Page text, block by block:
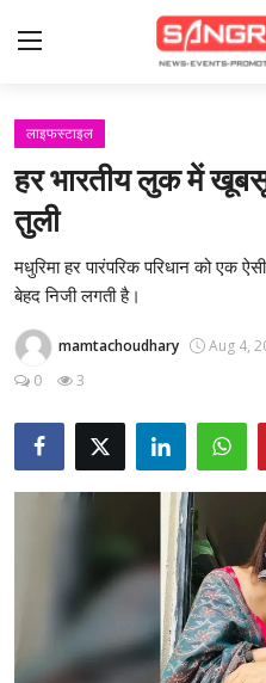
Login
Home
Contact
फैशन
लाइफस्टाइल
मनोरंजन
English
लाइफस्टाइल
हर भारतीय लुक में
तुली
मधुरिमा हर पारंपरिक परिधान को एक
बेहद निजी लगती है।
mamtachoudhary Aug 4,
0
3